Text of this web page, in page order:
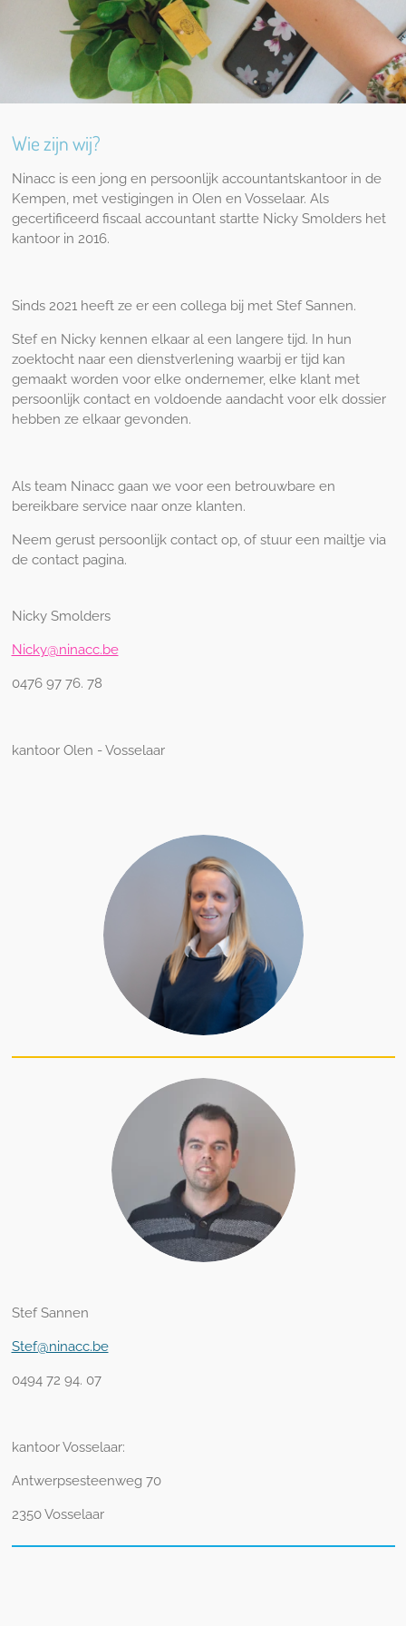
Wie zijn wij?
Ninacc is een jong en persoonlijk accountantskantoor in de
Kempen, met vestigingen in Olen en Vosselaar. Als
gecertificeerd fiscaal accountant startte Nicky Smolders het
kantoor in 2016.
Sinds 2021 heeft ze er een collega bij met Stef Sannen.
Stef en Nicky kennen elkaar al een langere tijd. In hun
zoektocht naar een dienstverlening waarbij er tijd kan
gemaakt worden voor elke ondernemer, elke klant met
persoonlijk contact en voldoende aandacht voor elk dossier
hebben ze elkaar gevonden.
Als team Ninacc gaan we voor een betrouwbare en
bereikbare service naar onze klanten.
Neem gerust persoonlijk contact op, of stuur een mailtje via
de contact pagina.
Nicky Smolders
Nicky@ninacc.be
0476 97 76. 78
kantoor Olen - Vosselaar
Stef Sannen
Stef@ninacc.be
0494 72 94. 07
kantoor Vosselaar:
Antwerpsesteenweg 70
2350 Vosselaar